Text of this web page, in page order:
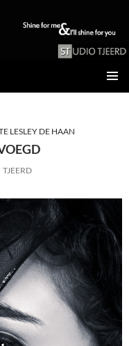
LESLEY DE HAAN
TJEERD